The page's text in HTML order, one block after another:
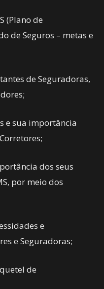
(Plano de
de Seguros – metas e
de Seguradoras,
e sua importância
dos seus
por meio dos
e
e Seguradoras;
de